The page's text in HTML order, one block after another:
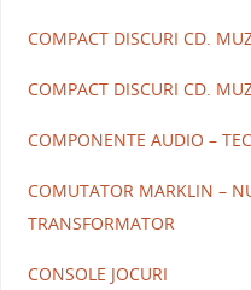
COMPACT DISCURI CD.
COMPACT DISCURI CD.
COMPONENTE AUDIO –
COMUTATOR MARKLIN –
TRANSFORMATOR
CONSOLE JOCURI